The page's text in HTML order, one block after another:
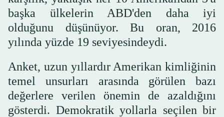
başka ülkelerin ABD'den daha iyi
olduğunu düşünüyor. Bu oran, 2016
yılında yüzde 19 seviyesindeydi.
Anket, uzun yıllardır Amerikan kimliğinin
temel unsurları arasında görülen bazı
değerlere verilen önemin de azaldığını
gösterdi. Demokratik yollarla seçilen bir